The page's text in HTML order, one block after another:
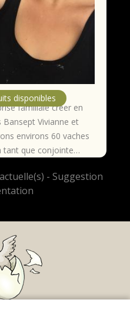
familiale créer en
Bansept Vivianne et
environs 60 vaches
tant que conjointe…